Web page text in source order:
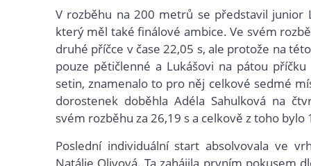
V rozběhu na 200 metrů se představil junior
který měl také finálové ambice. Ve svém
druhé příčce v čase 22,05 s, ale protože na
pouze pětičlenné a Lukášovi na pátou
setin, znamenalo to pro něj celkové sedmé
dorostenek doběhla Adéla Sahulková na
svém rozběhu za 26,19 s a celkově z toho bylo
Poslední individuální start absolvovala ve